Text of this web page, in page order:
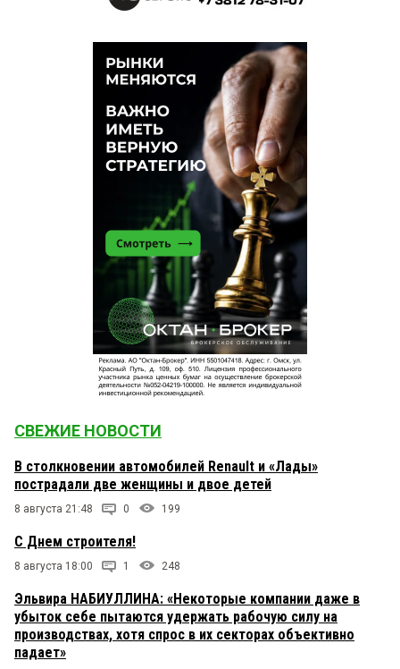
СВЕЖИЕ НОВОСТИ
В столкновении автомобилей Renault и «Лады»
пострадали две женщины и двое детей
8 августа 21:48 0 199
С Днем строителя!
8 августа 18:00 1 248
Эльвира НАБИУЛЛИНА: «Некоторые компании даже в
убыток себе пытаются удержать рабочую силу на
производствах, хотя спрос в их секторах объективно
падает»